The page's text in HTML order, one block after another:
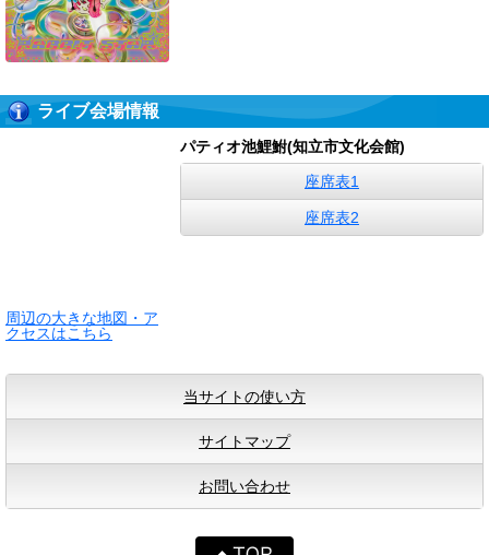
ライブ会場情報
周辺の大きな地図・ア
クセスはこちら
パティオ池鯉鮒(知立市文化会館)
座席表1
座席表2
当サイトの使い方
サイトマップ
お問い合わせ